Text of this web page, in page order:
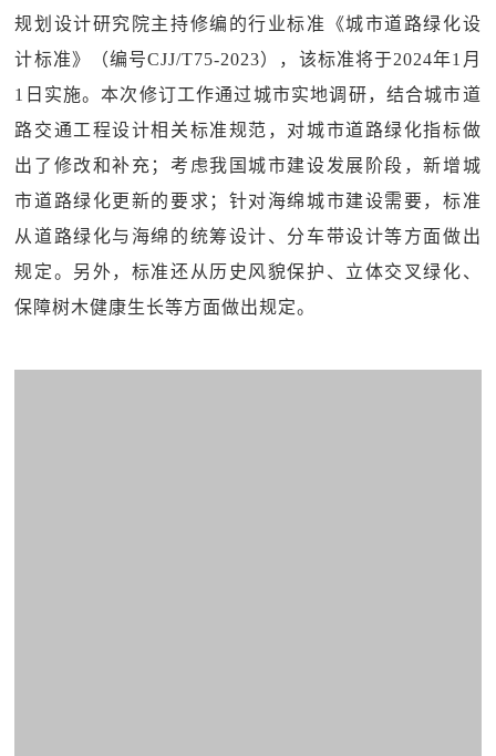
规划设计研究院主持修编的行业标准《城市道路绿化设
计标准》（编号CJJ/T75-2023），该标准将于2024年1月
1日实施。本次修订工作通过城市实地调研，结合城市道
路交通工程设计相关标准规范，对城市道路绿化指标做
出了修改和补充；考虑我国城市建设发展阶段，新增城
市道路绿化更新的要求；针对海绵城市建设需要，标准
从道路绿化与海绵的统筹设计、分车带设计等方面做出
规定。另外，标准还从历史风貌保护、立体交叉绿化、
保障树木健康生长等方面做出规定。